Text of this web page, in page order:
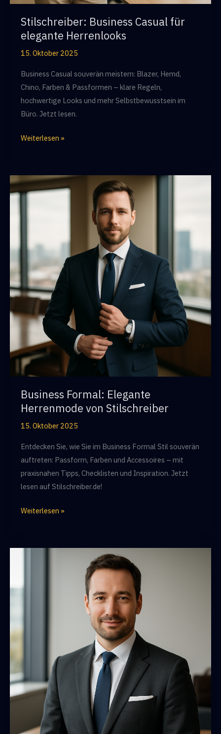
Stilschreiber: Business Casual für
elegante Herrenlooks
15. Oktober 2025
Business Casual souverän meistern: Blazer, Hemd,
Chino, Farben & Passformen – klare Regeln,
hochwertige Looks und mehr Selbstbewusstsein im
Büro. Jetzt lesen.
Stilschreiber:
für
elegante
Weiterlesen »
Business Formal: Elegante
Herrenmode von Stilschreiber
15. Oktober 2025
Entdecken Sie, wie Sie im Business Formal Stil souverän
auftreten: Passform, Farben und Accessoires – mit
praxisnahen Tipps, Checklisten und Inspiration. Jetzt
lesen auf Stilschreiber.de!
Business
Herrenmode
Weiterlesen »